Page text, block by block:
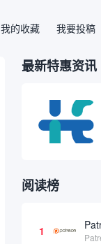
我的收藏 我要投稿
最新特惠资讯
阅读榜
1